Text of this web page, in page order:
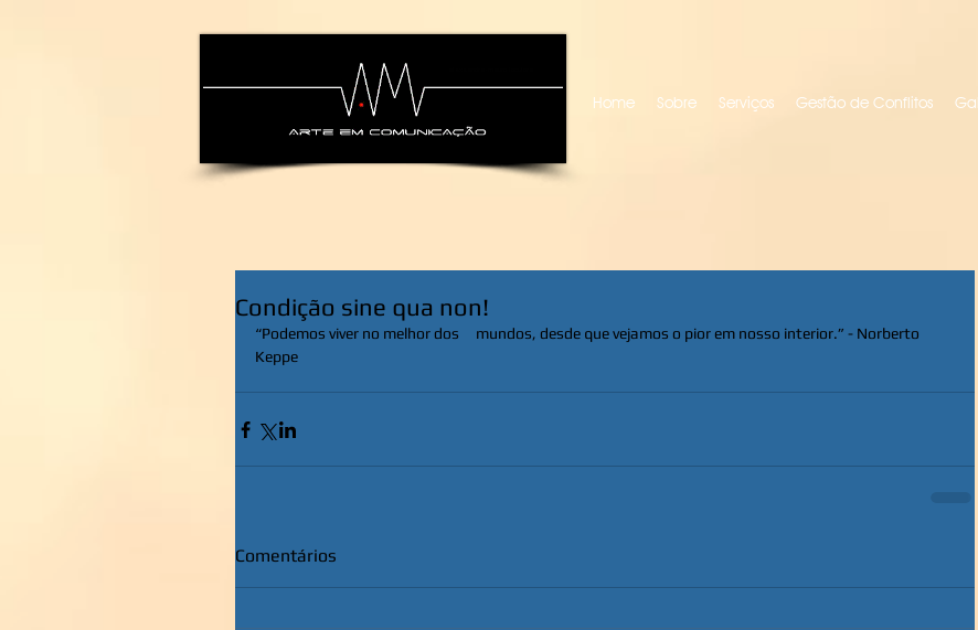
Home Sobre Serviços Gestão de Conflitos
Condição sine qua non!
“Podemos viver no melhor dos     mundos, desde que vejamos o pior em nosso interior.” - Norberto
Keppe
Comentários